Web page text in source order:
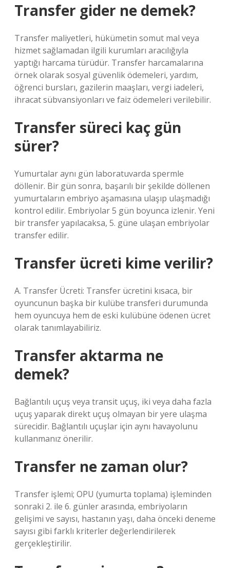
Transfer gider ne demek?
Transfer maliyetleri, hükümetin somut mal veya
hizmet sağlamadan ilgili kurumları aracılığıyla
yaptığı harcama türüdür. Transfer harcamalarına
örnek olarak sosyal güvenlik ödemeleri, yardım,
öğrenci bursları, gazilerin maaşları, vergi iadeleri,
ihracat sübvansiyonları ve faiz ödemeleri verilebilir.
Transfer süreci kaç gün
sürer?
Yumurtalar aynı gün laboratuvarda spermle
döllenir. Bir gün sonra, başarılı bir şekilde döllenen
yumurtaların embriyo aşamasına ulaşıp ulaşmadığı
kontrol edilir. Embriyolar 5 gün boyunca izlenir. Yeni
bir transfer yapılacaksa, 5. güne ulaşan embriyolar
transfer edilir.
Transfer ücreti kime verilir?
A. Transfer Ücreti: Transfer ücretini kısaca, bir
oyuncunun başka bir kulübe transferi durumunda
hem oyuncuya hem de eski kulübüne ödenen ücret
olarak tanımlayabiliriz.
Transfer aktarma ne
demek?
Bağlantılı uçuş veya transit uçuş, iki veya daha fazla
uçuş yaparak direkt uçuş olmayan bir yere ulaşma
sürecidir. Bağlantılı uçuşlar için aynı havayolunu
kullanmanız önerilir.
Transfer ne zaman olur?
Transfer işlemi; OPU (yumurta toplama) işleminden
sonraki 2. ile 6. günler arasında, embriyoların
gelişimi ve sayısı, hastanın yaşı, daha önceki deneme
sayısı gibi farklı kriterler değerlendirilerek
gerçekleştirilir.